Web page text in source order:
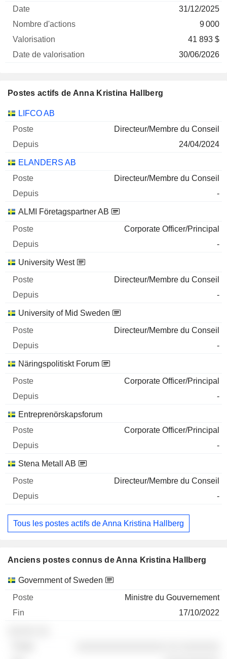
31/12/2025
9 000
41 893 $
30/06/2026
Postes actifs de Anna Kristina Hallberg
Sociétés Poste
LIFCO AB
Directeur/Membre du Conseil
24/04/2024
ELANDERS AB
Directeur/Membre du Conseil
-
ALMI Företagspartner AB
Corporate Officer/Principal
-
University West
Directeur/Membre du Conseil
-
University of Mid Sweden
Directeur/Membre du Conseil
-
Näringspolitiskt Forum
Corporate Officer/Principal
-
Entreprenörskapsforum
Corporate Officer/Principal
-
Stena Metall AB
Directeur/Membre du Conseil
-
Tous les postes actifs de Anna Kristina Hallberg
Anciens postes connus de Anna Kristina Hallberg
Sociétés Poste Fin
Government of Sweden
Ministre du Gouvernement
17/10/2022